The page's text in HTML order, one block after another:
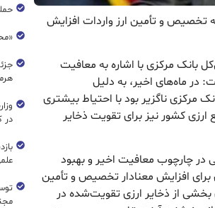
تخصیص و تأمین ارز واردات افزایش
بانک مرکزی با اشاره به معافیت
در ماه‌های اخیر، به دلیل
مرکزی ناگزیر بود با احتیاط بیشتری
کشور نیز برای تقویت ذخایر
در چارچوب معافیت اخیر و بهبود
افزایش معنادار تخصیص و تأمین
از ذخایر ارزی تقویت‌شده در
در